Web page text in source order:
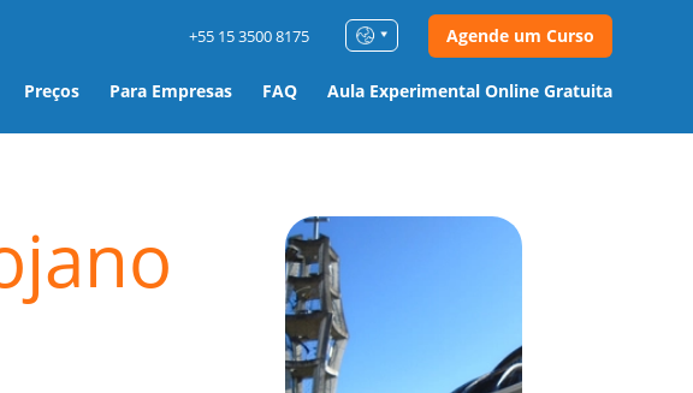
Preços Para Empresas FAQ Aula Experimental Online Gratuita
+55 15 3500 8175 Agende um Curso